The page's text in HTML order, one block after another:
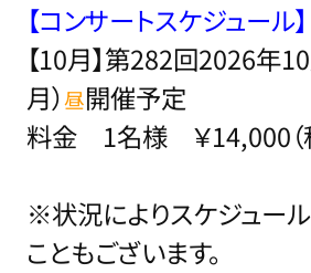
【コンサートスケジュール】
【10月】第282回2026年10
月）昼開催予定
料金 1名様 ￥14,000（
※状況によりスケジュー
こともございます。